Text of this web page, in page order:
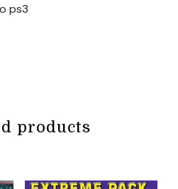
ps3
products